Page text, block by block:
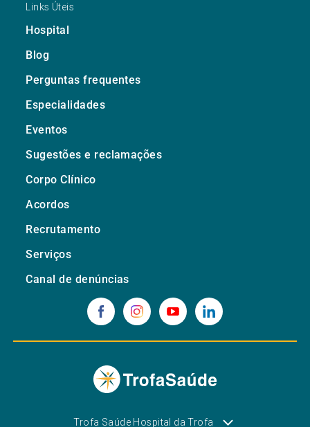
Links Úteis
Hospital
Blog
Perguntas frequentes
Especialidades
Eventos
Sugestões e reclamações
Corpo Clínico
Acordos
Recrutamento
Serviços
Canal de denúncias
Trofa Saúde Hospital da Trofa